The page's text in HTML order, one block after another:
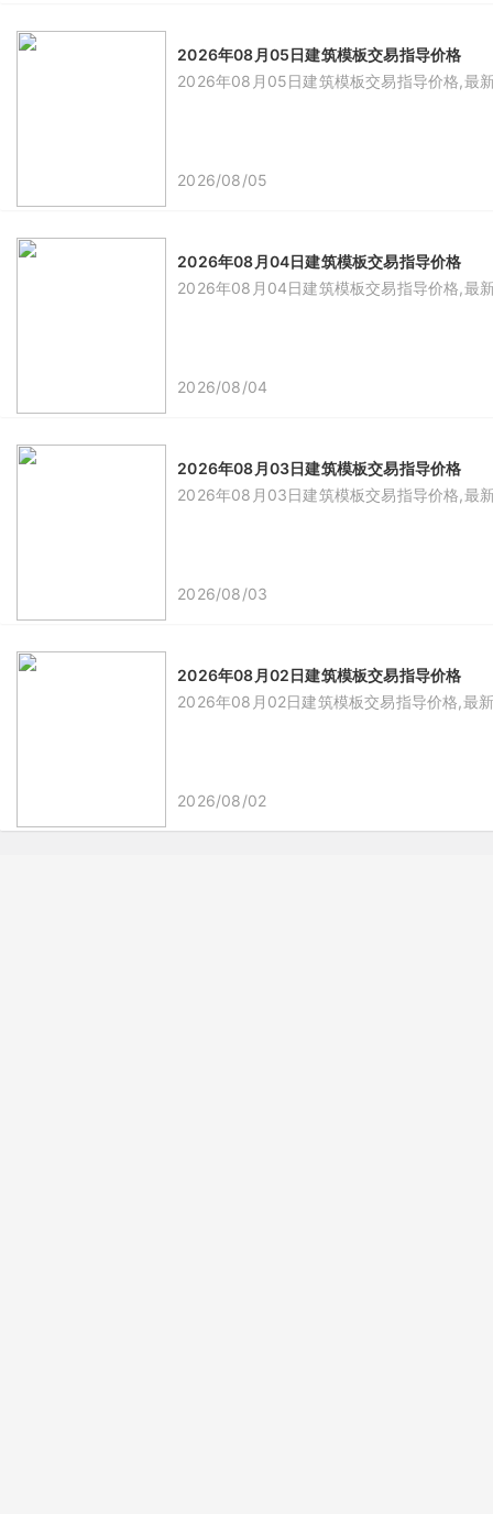
2026年08月05日建筑模板交易指导价格
2026年08月05日建筑模板交易指导价格,最
2026/08/05
2026年08月04日建筑模板交易指导价格
2026年08月04日建筑模板交易指导价格,最
2026/08/04
2026年08月03日建筑模板交易指导价格
2026年08月03日建筑模板交易指导价格,最
2026/08/03
2026年08月02日建筑模板交易指导价格
2026年08月02日建筑模板交易指导价格,最
2026/08/02